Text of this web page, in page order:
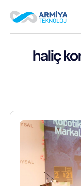
haliç